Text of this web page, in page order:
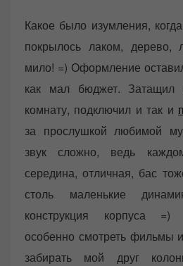
Какое было изумления,
покрылось лаком, дерево,
мило! =) Оформление
как мал бюджет.
комнату, подключил и так и
за прослушкой любимой
звук сложно, ведь
середина, отличная, бас
столь маленькие
конструкция корпуса
особенно смотреть фильмы
забирать мой друг